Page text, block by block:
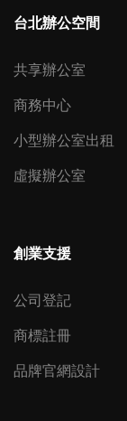
台北辦公空間
共享辦公室
商務中心
小型辦公室出租
虛擬辦公室
創業支援
公司登記
商標註冊
品牌官網設計